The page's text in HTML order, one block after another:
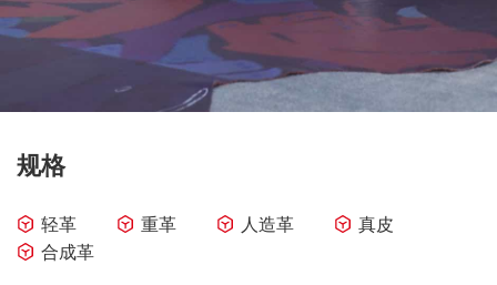
规格
轻革 重革 人造革
真皮
合成革